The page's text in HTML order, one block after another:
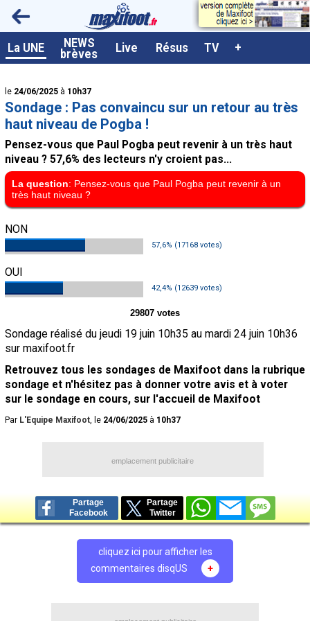
La UNE NEWS
brèves Live Résus TV +
<
le 24/06/2025 à 10h37
Sondage : Pas convaincu sur un retour au très
haut niveau de Pogba !
Pensez-vous que Paul Pogba peut revenir à un très haut
niveau ? 57,6% des lecteurs n'y croient pas...
La question: Pensez-vous que Paul Pogba peut revenir à un
très haut niveau ?
NON
57,6% (17168 votes)
OUI
42,4% (12639 votes)
29807 votes
Sondage réalisé du jeudi 19 juin 10h35 au mardi 24 juin 10h36
sur maxifoot.fr
Retrouvez tous les sondages de Maxifoot dans la rubrique
sondage et n'hésitez pas à donner votre avis et à voter
sur le sondage en cours, sur l'accueil de Maxifoot
Par L'Equipe Maxifoot, le 24/06/2025 à 10h37
emplacement publicitaire
Partage
Facebook
Partage
Twitter
cliquez ici pour afficher les
commentaires disqUS
+
A la UNE
Live / Matchs en direct
Résultats et Classements
Class. buteurs européens
Programme TV foot
Vidéos
Sondages
Tableau transferts L1
Taille de la police
Paramètrages / Options
Contact / Signaler un bug
Recrutement Maxifoot
Mentions légales
site web Maxifoot.fr